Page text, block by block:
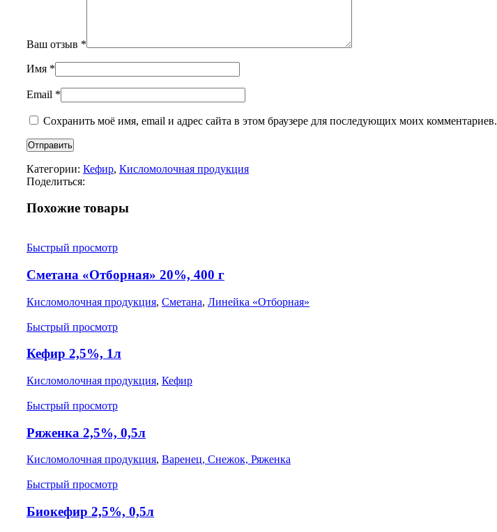
Ваш отзыв *
Имя *
Email *
Сохранить моё имя, email и адрес сайта в этом браузере для последующих моих комментариев.
Категории: Кефир, Кисломолочная продукция
Поделиться:
Похожие товары
Быстрый просмотр
Сметана «Отборная» 20%, 400 г
Кисломолочная продукция, Сметана, Линейка «Отборная»
Быстрый просмотр
Кефир 2,5%, 1л
Кисломолочная продукция, Кефир
Быстрый просмотр
Ряженка 2,5%, 0,5л
Кисломолочная продукция, Варенец, Снежок, Ряженка
Быстрый просмотр
Биокефир 2,5%, 0,5л